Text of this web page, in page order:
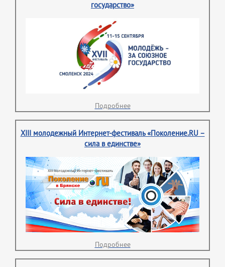
государство»
Подробнее
XIII молодежный Интернет-фестиваль «Поколение.RU –
сила в единстве»
Подробнее